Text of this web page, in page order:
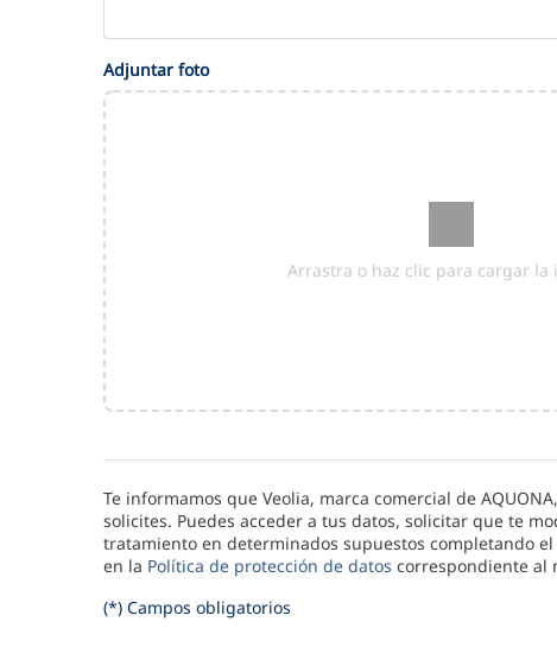
Adjuntar foto
Arrastra o haz clic para cargar la
Te informamos que Veolia, marca comercial de
solicites. Puedes acceder a tus datos, solicitar que te
tratamiento en determinados supuestos completando
en la Política de protección de datos correspondiente al
(*) Campos obligatorios